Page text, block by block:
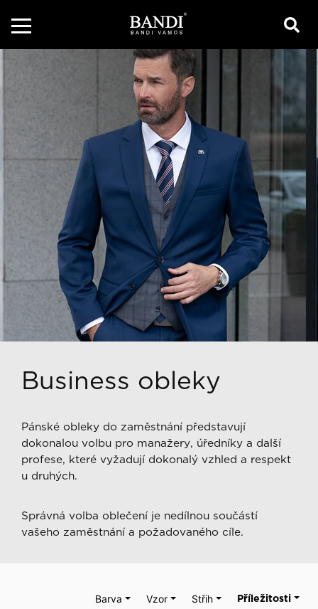
Business obleky
Pánské obleky do zaměstnání představují
dokonalou volbu pro manažery, úředníky a další
profese, které vyžadují dokonalý vzhled a respekt
u druhých.
Správná volba oblečení je nedílnou součástí
vašeho zaměstnání a požadovaného cíle.
Příležitosti
Střih
Vzor
Barva